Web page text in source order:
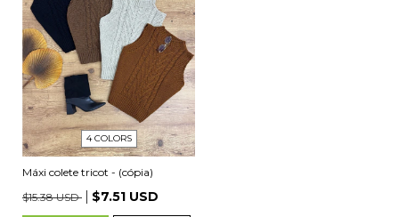
4 COLORS
Máxi colete tricot - (cópia)
$15.38 USD
$7.51 USD